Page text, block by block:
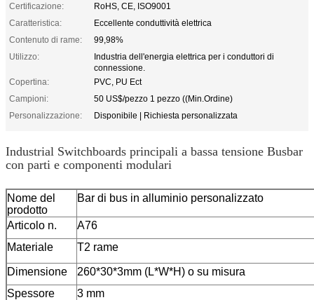
Certificazione:
RoHS, CE, ISO9001
Caratteristica:
Eccellente conduttività elettrica
Contenuto di rame:
99,98%
Utilizzo:
Industria dell'energia elettrica per i conduttori di
connessione.
Copertina:
PVC, PU Ect
Campioni:
50 US$/pezzo 1 pezzo ((Min.Ordine)
Personalizzazione:
Disponibile | Richiesta personalizzata
Industrial Switchboards principali a bassa tensione Busbar
con parti e componenti modulari
Nome del
prodotto
Bar di bus in alluminio personalizzato
Articolo n.
A76
Materiale
T2 rame
Dimensione
260*30*3mm (L*W*H) o su misura
Spessore
3 mm